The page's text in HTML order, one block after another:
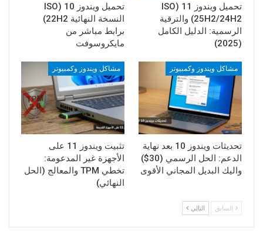
تحميل ويندوز 11 (ISO
25H2/24H2) والترقية
الرسمية: الدليل الكامل
(2025)
تحميل ويندوز 10 (ISO
النسخة النهائية 22H2)
برابط مباشر من
مايكروسوفت
مشاكل ويندوز وكمبيوتر
تحديثات ويندوز 10 بعد نهاية
الدعم: الحل الرسمي (30$)
واليك البديل المجاني الأقوى
مشاكل ويندوز وكمبيوتر
تثبيت ويندوز 11 على
الأجهزة غير المدعومة:
تخطي TPM والمعالج (الحل
النهائي)
السابق التالي